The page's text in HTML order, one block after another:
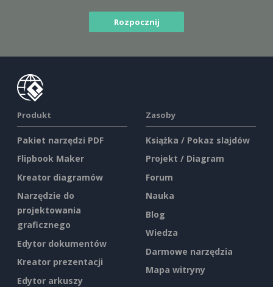
Rozpocznij
Produkt
Pakiet narzędzi PDF
Flipbook Maker
Kreator diagramów
Narzędzie do
projektowania
graficznego
Edytor dokumentów
Kreator prezentacji
Edytor arkuszy
Zasoby
Książka / Pokaz slajdów
Projekt / Diagram
Forum
Nauka
Blog
Wiedza
Darmowe narzędzia
Mapa witryny